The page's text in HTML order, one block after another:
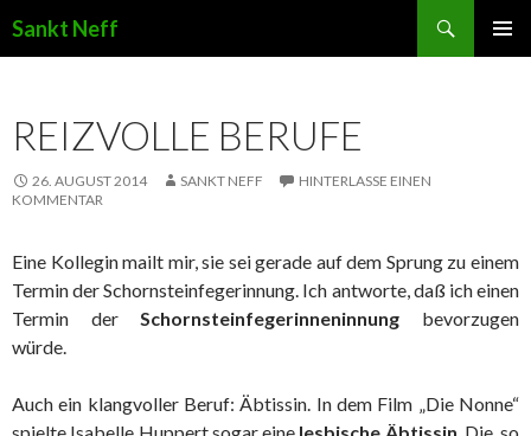
Sankt Neff
REIZVOLLE BERUFE
26. AUGUST 2014 SANKT NEFF
HINTERLASSE EINEN
KOMMENTAR
Eine Kollegin mailt mir, sie sei gerade auf dem Sprung zu einem
Termin der Schornsteinfegerinnung. Ich antworte, daß ich einen
Termin derSchornsteinfegerinneninnung bevorzugen
würde.
Auch ein klangvoller Beruf: Äbtissin. In dem Film „Die Nonne“